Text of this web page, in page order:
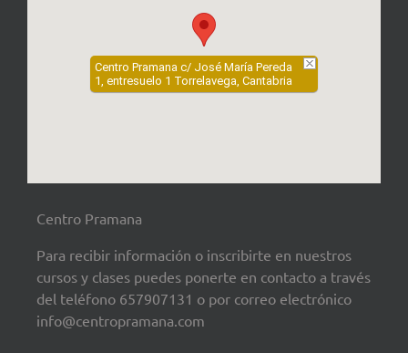
Centro Pramana c/ José María Pereda
1, entresuelo 1 Torrelavega, Cantabria
Centro Pramana
Para recibir información o inscribirte en nuestros
cursos y clases puedes ponerte en contacto a través
del teléfono 657907131 o por correo electrónico
info@centropramana.com